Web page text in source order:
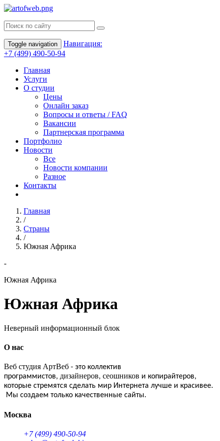
Toggle navigation
Навигация:
+7 (499) 490-50-94
Главная
Услуги
О студии
Цены
Онлайн заказ
Вопросы и ответы / FAQ
Вакансии
Партнерская программа
Портфолио
Новости
Все
Новости компании
Разное
Контакты
Главная
/
Страны
/
Южная Африка
-
Южная Африка
Южная Африка
Неверный информационный блок
О нас
Веб студия АртВеб - это коллектив
программистов, дизайнеров, сеошников и копирайтеров,
которые стремятся сделать мир Интернета лучше и красивее.
Мы создаем только качественные сайты.
Москва
+7 (499) 490-50-94